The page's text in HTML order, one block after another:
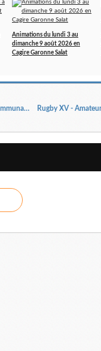
Animations du lundi 3 au
dimanche 9 août 2026 en
Cagire Garonne Salat
Comminges - François Arcangeli élu président de la communauté de communes Cagire-Garonne-Salat